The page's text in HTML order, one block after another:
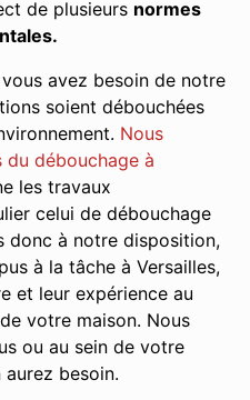
de plusieurs normes
avez besoin de notre
soient débouchées
Nous
du débouchage à
les travaux
celui de débouchage
donc à notre disposition,
à la tâche à Versailles,
et leur expérience au
votre maison. Nous
ou au sein de votre
besoin.